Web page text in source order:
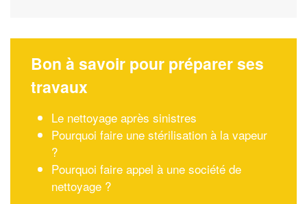
Bon à savoir pour préparer ses
travaux
Le nettoyage après sinistres
Pourquoi faire une stérilisation à la vapeur
?
Pourquoi faire appel à une société de
nettoyage ?